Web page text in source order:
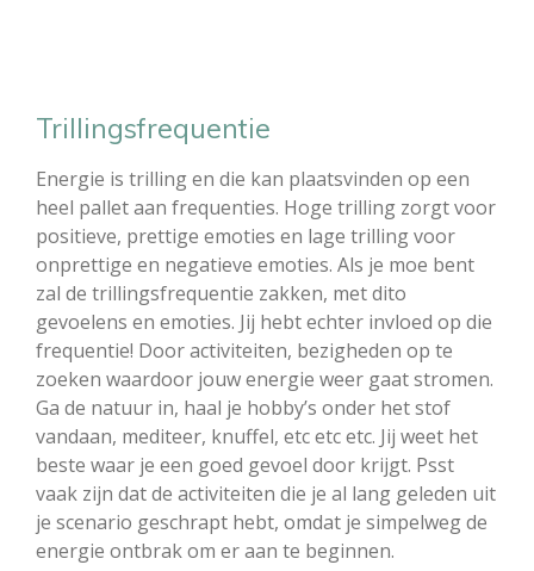
Trillingsfrequentie
Energie is trilling en die kan plaatsvinden op een
heel pallet aan frequenties. Hoge trilling zorgt voor
positieve, prettige emoties en lage trilling voor
onprettige en negatieve emoties. Als je moe bent
zal de trillingsfrequentie zakken, met dito
gevoelens en emoties. Jij hebt echter invloed op die
frequentie! Door activiteiten, bezigheden op te
zoeken waardoor jouw energie weer gaat stromen.
Ga de natuur in, haal je hobby’s onder het stof
vandaan, mediteer, knuffel, etc etc etc. Jij weet het
beste waar je een goed gevoel door krijgt. Psst
vaak zijn dat de activiteiten die je al lang geleden uit
je scenario geschrapt hebt, omdat je simpelweg de
energie ontbrak om er aan te beginnen.